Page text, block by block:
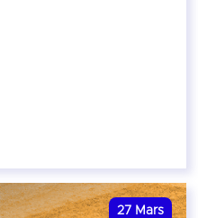
27 Mars